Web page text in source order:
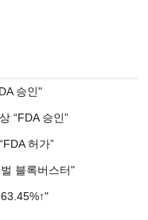
승인"
“FDA 승인”
허가”
블록버스터"